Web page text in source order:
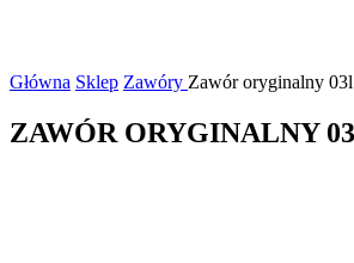
Główna Sklep Zawóry Zawór oryginalny
ZAWÓR ORYGINALNY